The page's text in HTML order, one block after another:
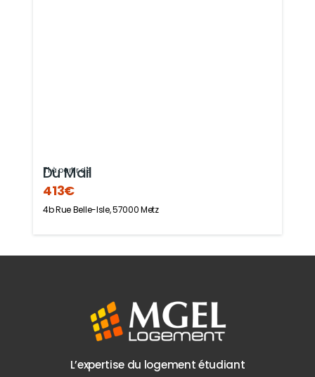
Du Mail
413€
T1 à partir de
4b Rue Belle-Isle, 57000 Metz
L’expertise du logement étudiant